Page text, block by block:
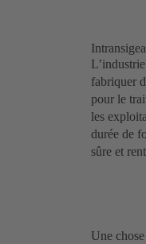
fabriquer
pour le
les
durée de
sûre et
Une